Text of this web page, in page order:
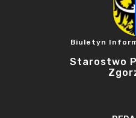
Biuletyn
Starostwo